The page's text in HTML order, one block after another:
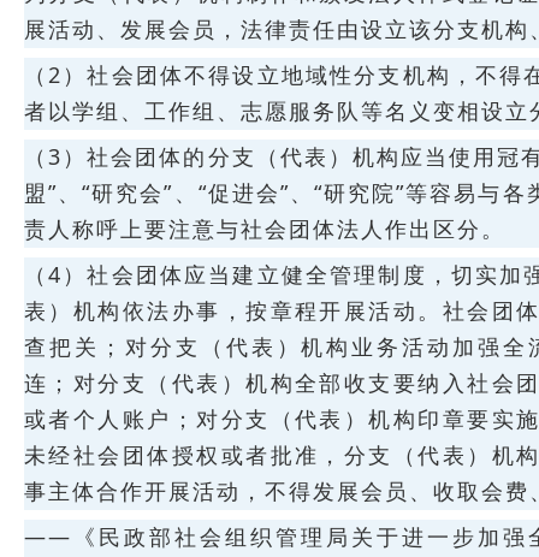
展活动、发展会员，法律责任由设立该分支机
（2）社会团体不得设立地域性分支机构，不
者以学组、工作组、志愿服务队等名义变相设
（3）社会团体的分支（代表）机构应当使用
盟”、“研究会”、“促进会”、“研究院”等容易与
责人称呼上要注意与社会团体法人作出区分。
（4）社会团体应当建立健全管理制度，切实
表）机构依法办事，按章程开展活动。社会团
查把关；对分支（代表）机构业务活动加强
连；对分支（代表）机构全部收支要纳入社会
或者个人账户；对分支（代表）机构印章要实
未经社会团体授权或者批准，分支（代表）机
事主体合作开展活动，不得发展会员、收取会费
——《民政部社会组织管理局关于进一步加强